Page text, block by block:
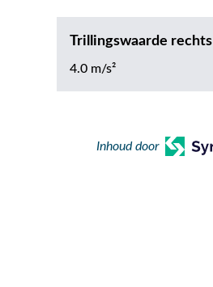
Trillingswaarde rechts
4.0 m/s²
Inhoud door